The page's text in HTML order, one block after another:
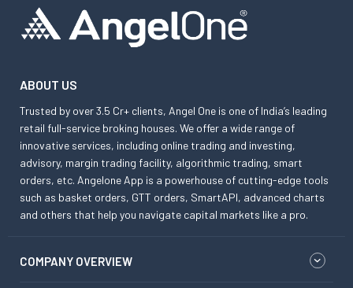
ABOUT US
Trusted by over 3.5 Cr+ clients, Angel One is one of India’s leading
retail full-service broking houses. We offer a wide range of
innovative services, including online trading and investing,
advisory, margin trading facility, algorithmic trading, smart
orders, etc. Angelone App is a powerhouse of cutting-edge tools
such as basket orders, GTT orders, SmartAPI, advanced charts
and others that help you navigate capital markets like a pro.
COMPANY OVERVIEW